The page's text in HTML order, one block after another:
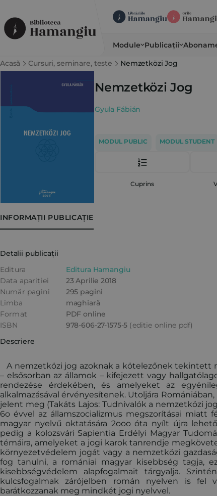
Module Publicații
Acasă Cursuri, seminare, teste Nemzetközi Jog
Nemzetközi Jog
Gyula Fábián
MODUL PUBLIC MODUL STUDENT
Cuprins
INFORMAȚII PUBLICAȚIE
Detalii publicații
Editura
Editura Hamangiu
Data apariției
23 Aprilie 2018
Număr pagini
295 pagini
Limba
maghiară
Format
PDF online
ISBN
978-606-27-1575-5 (editie online pdf)
Descriere
A nemzetközi jog azoknak a kötelezőnek tekintett
– elsősorban az államok – kifejezett vagy
rendezése érdekében, és amelyeket az
alkalmazásával érvényesítenek. Utoljára
jelent meg (Takáts Lajos: Tudnivalók a nemzetközi
6o évvel az államszocializmus megszorításai miatt
magyar nyelvű oktatására 2ooo óta nyílt újra
pedig a kolozsvári Sapientia Erdélyi Magyar
témáira, amelyeket a jogi karok tanrendje
környezetvédelem jogát vagy a nemzetközi
fog tanulni, a romániai magyar kisebbség tagja,
kisebbségvédelem alapfogalmait tárgyalja.
kulcsfogalmak zárójelben román nyelven is fel
barátkozzanak meg mindkét jogi nyelvvel.